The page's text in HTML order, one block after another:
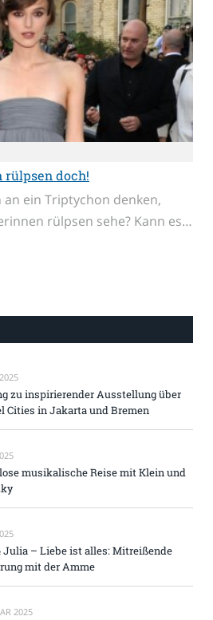
rülpsen doch!
ein Triptychon denken,
rülpsen sehe? Kann es…
zu inspirierender Ausstellung über
Cities in Jakarta und Bremen
musikalische Reise mit Klein und
Julia – Liebe ist alles: Mitreißende
mit der Amme
2025